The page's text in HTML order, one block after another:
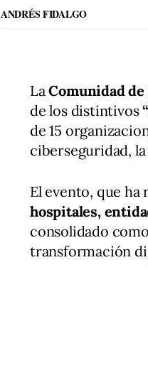
ANDRÉS FIDALGO
LaComunidad
de los distintivos
de 15
ciberseguridad,
El evento, que ha
hospitales,
consolidado
transformación